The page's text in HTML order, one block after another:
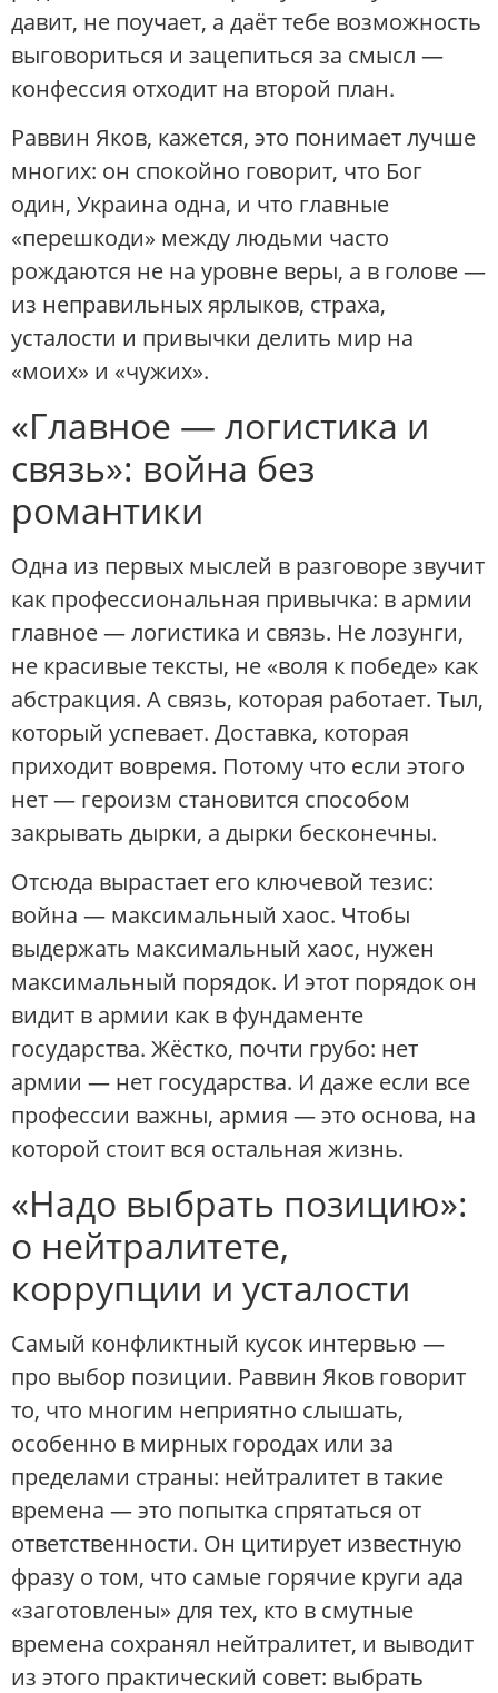
давит, не поучает, а даёт тебе возможность
выговориться и зацепиться за смысл —
конфессия отходит на второй план.
Раввин Яков, кажется, это понимает лучше
многих: он спокойно говорит, что Бог
один, Украина одна, и что главные
«перешкоди» между людьми часто
рождаются не на уровне веры, а в голове —
из неправильных ярлыков, страха,
усталости и привычки делить мир на
«моих» и «чужих».
«Главное — логистика и
связь»: война без
романтики
Одна из первых мыслей в разговоре звучит
как профессиональная привычка: в армии
главное — логистика и связь. Не лозунги,
не красивые тексты, не «воля к победе» как
абстракция. А связь, которая работает. Тыл,
который успевает. Доставка, которая
приходит вовремя. Потому что если этого
нет — героизм становится способом
закрывать дырки, а дырки бесконечны.
Отсюда вырастает его ключевой тезис:
война — максимальный хаос. Чтобы
выдержать максимальный хаос, нужен
максимальный порядок. И этот порядок он
видит в армии как в фундаменте
государства. Жёстко, почти грубо: нет
армии — нет государства. И даже если все
профессии важны, армия — это основа, на
которой стоит вся остальная жизнь.
«Надо выбрать позицию»:
о нейтралитете,
коррупции и усталости
Самый конфликтный кусок интервью —
про выбор позиции. Раввин Яков говорит
то, что многим неприятно слышать,
особенно в мирных городах или за
пределами страны: нейтралитет в такие
времена — это попытка спрятаться от
ответственности. Он цитирует известную
фразу о том, что самые горячие круги ада
«заготовлены» для тех, кто в смутные
времена сохранял нейтралитет, и выводит
из этого практический совет: выбрать